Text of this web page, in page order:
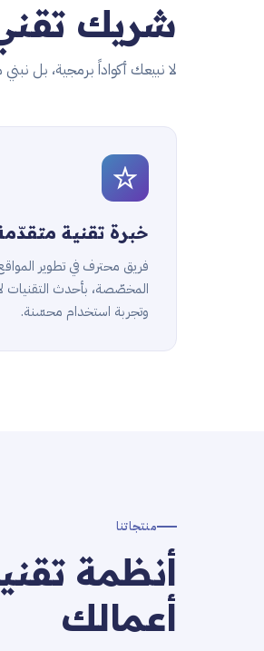
شريك
لا نبيعك أكواداً برمجية، بل
خبرة تقنية
فريق محترف في تطوير
المخصّصة، بأحدث التقنيات
وتجربة استخدام محسّنة.
منتجاتنا
أنظمة
أعمالك